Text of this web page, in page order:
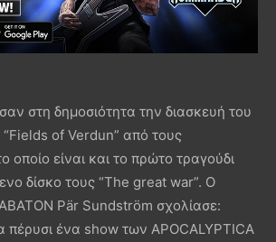
στη δημοσιότητα την διασκευή του
“Fields of Verdun” από τους
οποίο είναι και το πρώτο τραγούδι
δίσκο τους “The great war”. Ο
Pär Sundström σχολίασε:
ένα show των APOCALYPTICA